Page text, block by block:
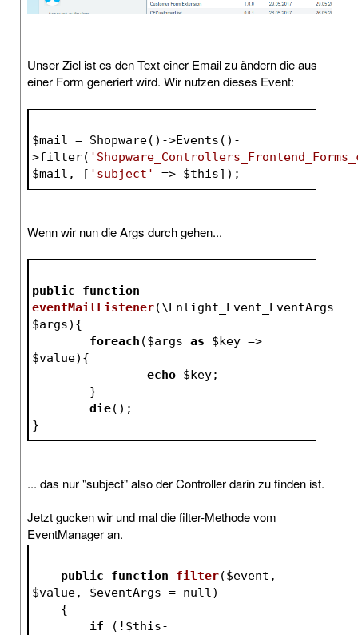
Unser Ziel ist es den Text einer Email zu ändern die aus
einer Form generiert wird. Wir nutzen dieses Event:
$mail = Shopware()->Events()-
>filter(
$mail , [ 'subject' => $this]);
Wenn wir nun die Args durch gehen...
public
function
eventMailListener
$args) {
foreach ($args as $key
$value){
echo $key;
	}
die();
}
... das nur "subject" also der Controller darin zu finden ist.
Jetzt gucken wir und mal die filter-Methode vom
EventManager an.
public function filter($event
$value, $eventArgs = null)
{
if (! $this-